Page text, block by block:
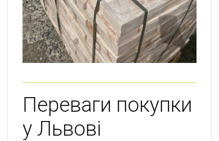
Переваги покупки
у Львові